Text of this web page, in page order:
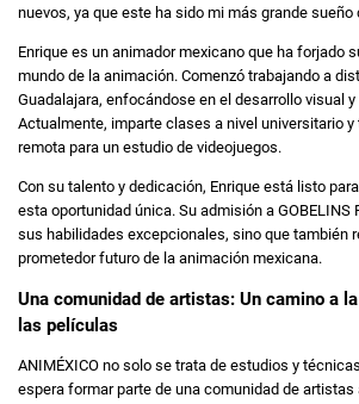
nuevos, ya que este ha sido mi más grande sueño
Enrique es un animador mexicano que ha forjado
mundo de la animación. Comenzó trabajando a
Guadalajara, enfocándose en el desarrollo visual
Actualmente, imparte clases a nivel universitario y
remota para un estudio de videojuegos.
Con su talento y dedicación, Enrique está listo
esta oportunidad única. Su admisión a GOBELINS
sus habilidades excepcionales, sino que también
prometedor futuro de la animación mexicana.
Una comunidad de artistas: Un camino a
las películas
ANIMÉXICO no solo se trata de estudios y
espera formar parte de una comunidad de artistas